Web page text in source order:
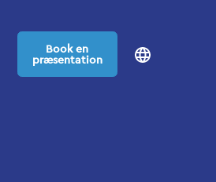
Book en
præsentation